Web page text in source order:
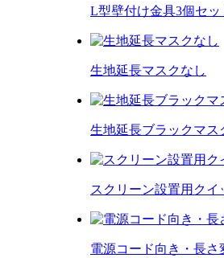
L型壁付け金具3個セッ
生地延長マスクなし
生地延長ブラックマス
スクリーン設置用 クイ
電源コード向き・長さ